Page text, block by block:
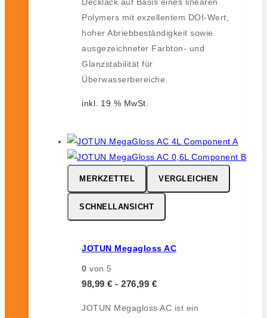
Polymers mit exzellentem DOI-Wert,
hoher Abriebbeständigkeit sowie
ausgezeichneter Farbton- und
Glanzstabilität für
Überwasserbereiche.
inkl. 19 % MwSt.
MERKZETTEL VERGLEICHEN
SCHNELLANSICHT
JOTUN Megagloss AC
0 von 5
98,99 € - 276,99 €
JOTUN Megagloss AC ist ein